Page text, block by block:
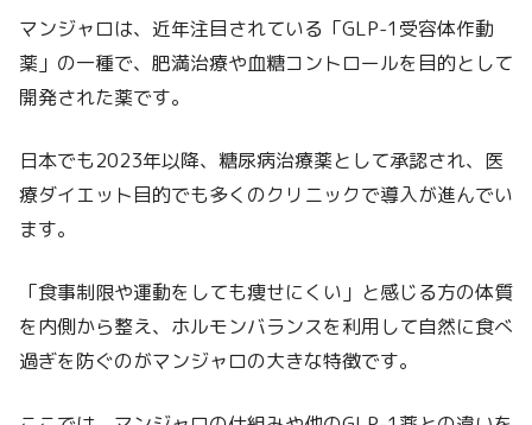
マンジャロは、近年注目されている「GLP-1受容体作動
薬」の一種で、肥満治療や血糖コントロールを目的として
開発された薬です。
日本でも2023年以降、糖尿病治療薬として承認され、医
療ダイエット目的でも多くのクリニックで導入が進んでい
ます。
「食事制限や運動をしても痩せにくい」と感じる方の体質
を内側から整え、ホルモンバランスを利用して自然に食べ
過ぎを防ぐのがマンジャロの大きな特徴です。